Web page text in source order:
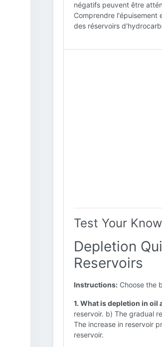
négatifs peuvent être
Comprendre l'épuisement
des réservoirs
Test Your
Depletion
Reservoirs
Instructions: Choose the
1. What is depletion in oil
reservoir. b) The gradual
The increase in reservoir
reservoir.